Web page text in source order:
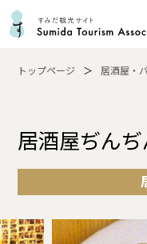
トップページ 居酒屋・
居酒屋ぢんぢ